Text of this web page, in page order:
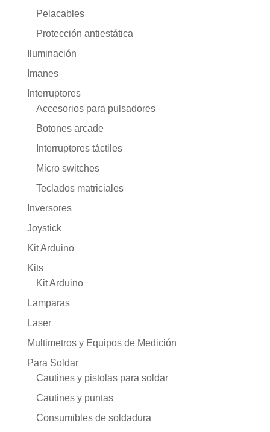
Pelacables
Protección antiestática
Iluminación
Imanes
Interruptores
Accesorios para pulsadores
Botones arcade
Interruptores táctiles
Micro switches
Teclados matriciales
Inversores
Joystick
Kit Arduino
Kits
Kit Arduino
Lamparas
Laser
Multimetros y Equipos de Medición
Para Soldar
Cautines y pistolas para soldar
Cautines y puntas
Consumibles de soldadura